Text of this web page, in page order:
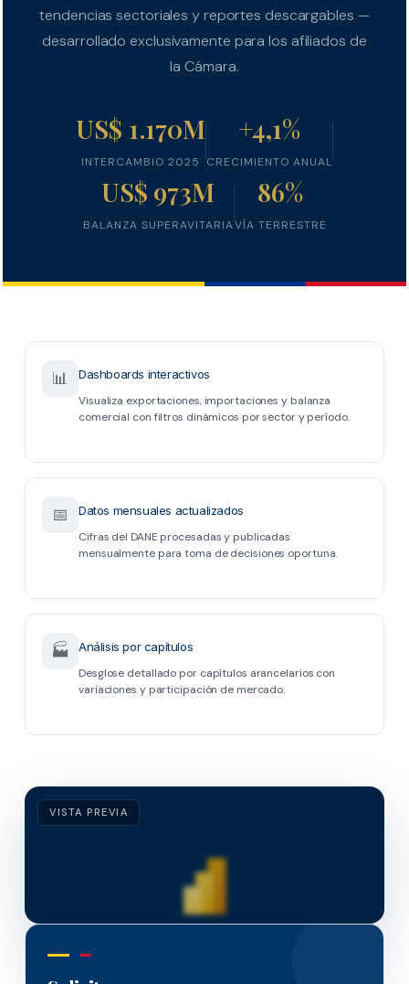
tendencias sectoriales y reportes descargables —
desarrollado exclusivamente para los afiliados de
la Cámara.
US$ 1.170M
INTERCAMBIO 2025
+4,1%
CRECIMIENTO ANUAL
US$ 973M
BALANZA SUPERAVITARIA
86%
VÍA TERRESTRE
📊
Dashboards interactivos
Visualiza exportaciones, importaciones y balanza
comercial con filtros dinámicos por sector y período.
📅
Datos mensuales actualizados
Cifras del DANE procesadas y publicadas
mensualmente para toma de decisiones oportuna.
🏭
Análisis por capítulos
Desglose detallado por capítulos arancelarios con
variaciones y participación de mercado.
VISTA PREVIA